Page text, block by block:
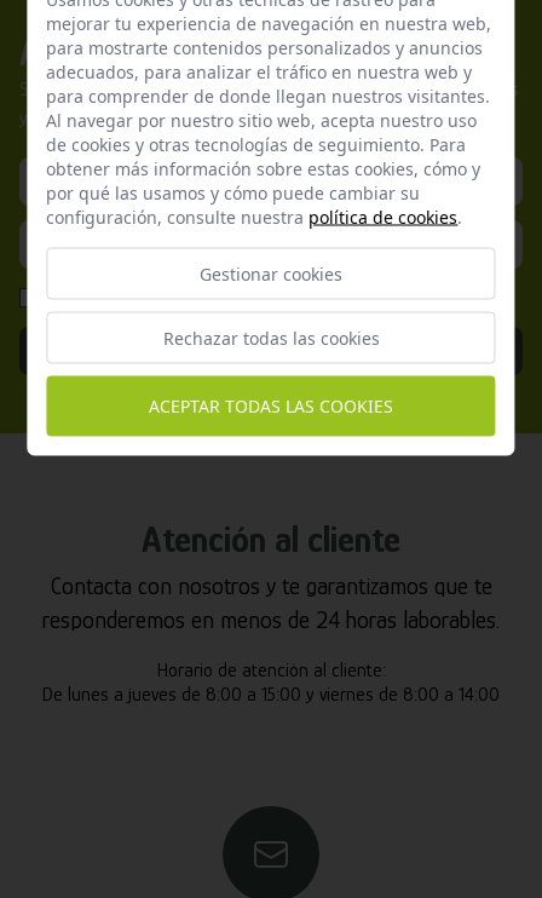
Apúntate a nuestros boletines
Suscríbete a nuestra newsletter y no te pierdas nuestras ofertas
y promociones exclusivas.
He leído y acepto la
Enviar
Atención al cliente
Contacta con nosotros y te garantizamos que te
responderemos en menos de 24 horas laborables.
Horario de atención al cliente:
De lunes a jueves de 8:00 a 15:00 y viernes de 8:00 a 14:00
mejorar tu experiencia de navegación en nuestra web,
para mostrarte contenidos personalizados y anuncios
adecuados, para analizar el tráfico en nuestra web y
para comprender de donde llegan nuestros visitantes.
Al navegar por nuestro sitio web, acepta nuestro uso
de cookies y otras tecnologías de seguimiento. Para
obtener más información sobre estas cookies, cómo y
por qué las usamos y cómo puede cambiar su
configuración, consulte nuestra política de cookies.
Gestionar cookies
Rechazar todas las cookies
ACEPTAR TODAS LAS COOKIES